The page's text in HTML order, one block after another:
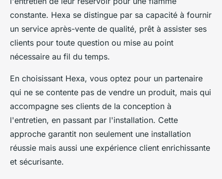
constante. Hexa se distingue par sa capacité à fournir
un service après-vente de qualité, prêt à assister ses
clients pour toute question ou mise au point
nécessaire au fil du temps.
En choisissant Hexa, vous optez pour un partenaire
qui ne se contente pas de vendre un produit, mais qui
accompagne ses clients de la conception à
l'entretien, en passant par l'installation. Cette
approche garantit non seulement une installation
réussie mais aussi une expérience client enrichissante
et sécurisante.